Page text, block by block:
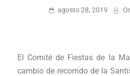
agosto 28, 2019
El Comité de Fiestas de la
cambio de recorrido de la